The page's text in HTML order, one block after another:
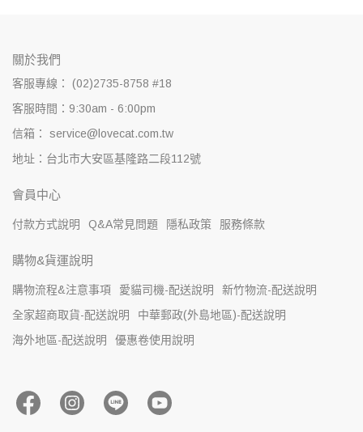
關於我們
客服專線： (02)2735-8758 #18
客服時間：9:30am - 6:00pm
信箱： service@lovecat.com.tw
地址：台北市大安區基隆路二段112號
會員中心
付款方式說明 Q&A常見問題 隱私政策 服務條款
購物&貨運說明
購物流程&注意事項 愛貓司機-配送說明
新竹物流-配送說明
全家超商取貨-配送說明
中華郵政(外島地區)-配送說明
海外地區-配送說明
優惠卷使用說明